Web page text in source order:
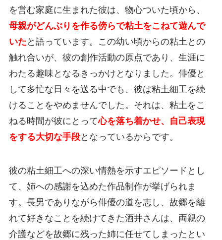
を営む家庭に生まれた彼は、物心ついた頃から、
母親がどんぶりを作る傍らで粘土をこねて遊んで
いた と語っています。この幼い頃からの粘土との
触れ合いが、彼の創作活動の原点であり、生涯に
わたる趣味となるきっかけとなりました。俳優と
して多忙な日々を送る中でも、彼は粘土細工を続
けることをやめませんでした。それは、粘土をこ
ねる時間が彼にとって心を落ち着かせ、自己表現
をする大切な手段となっているからです。
彼の粘土細工への深い情熱を示すエピソードとし
て、姉への感謝を込めた作品制作が挙げられま
す。長男でありながら俳優の道を志し、故郷を離
れて好きなことを続けてきた酒井さんは、両親の
介護などを故郷に残った姉に任せてしまったとい